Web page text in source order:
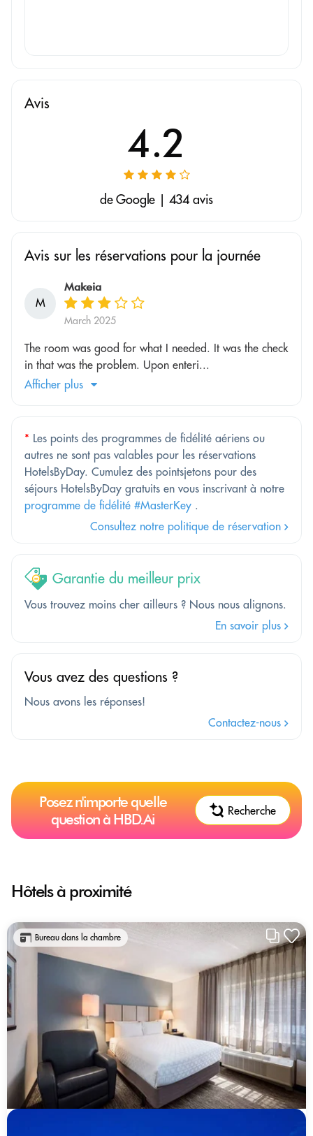
Avis
4.2
de Google | 434 avis
Avis sur les réservations pour la journée
M
Makeia
March 2025
The room was good for what I needed. It was the check
in that was the problem. Upon enteri...
Afficher plus
* Les points des programmes de fidélité aériens ou
autres ne sont pas valables pour les réservations
HotelsByDay. Cumulez des pointsjetons pour des
séjours HotelsByDay gratuits en vous inscrivant à notre
programme de fidélité #MasterKey .
Consultez notre politique de réservation
Garantie du meilleur prix
Vous trouvez moins cher ailleurs ? Nous nous alignons.
En savoir plus
Vous avez des questions ?
Nous avons les réponses!
Contactez-nous
Posez n'importe quelle
question à HBD.Ai
Recherche
Hôtels à proximité
Bureau dans la chambre